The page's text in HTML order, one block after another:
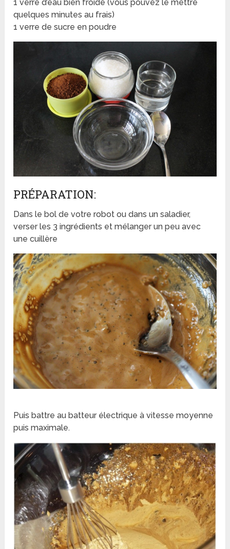
1 verre d’eau bien froide (vous pouvez le mettre
quelques minutes au frais)
1 verre de sucre en poudre
PRÉPARATION:
Dans le bol de votre robot ou dans un saladier,
verser les 3 ingrédients et mélanger un peu avec
une cuillère
Puis battre au batteur électrique à vitesse moyenne
puis maximale.